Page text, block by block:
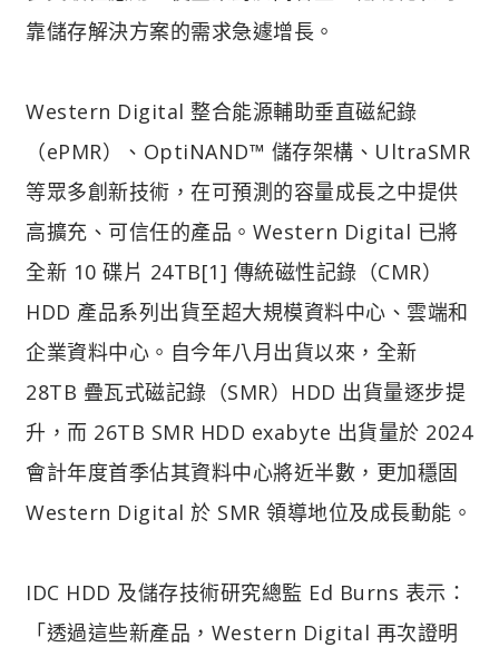
靠儲存解決方案的需求急遽增長。
Western Digital 整合能源輔助垂直磁紀錄
（ePMR）、OptiNAND™ 儲存架構、UltraSMR
等眾多創新技術，在可預測的容量成長之中提供
高擴充、可信任的產品。Western Digital 已將
全新 10 碟片 24TB[1] 傳統磁性記錄（CMR）
HDD 產品系列出貨至超大規模資料中心、雲端和
企業資料中心。自今年八月出貨以來，全新
28TB 疊瓦式磁記錄（SMR）HDD 出貨量逐步提
升，而 26TB SMR HDD exabyte 出貨量於 2024
會計年度首季佔其資料中心將近半數，更加穩固
Western Digital 於 SMR 領導地位及成長動能。
IDC HDD 及儲存技術研究總監 Ed Burns 表示：
「透過這些新產品，Western Digital 再次證明